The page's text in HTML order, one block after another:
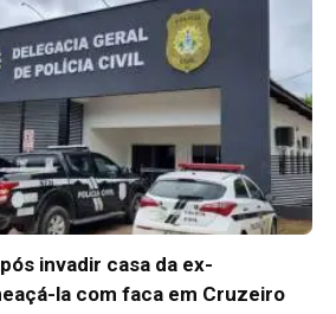
invadir casa da ex-
la com faca em Cruzeiro